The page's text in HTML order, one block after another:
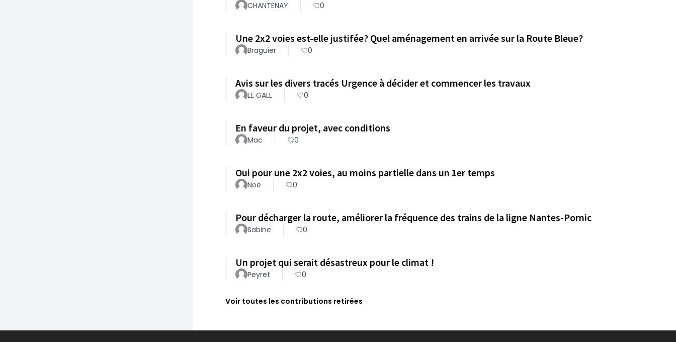
CHANTENAY 0
Une 2x2 voies est-elle justifée? Quel aménagement en arrivée sur la Route Bleue?
Braguier 0
Avis sur les divers tracés Urgence à décider et commencer les travaux
LE GALL 0
En faveur du projet, avec conditions
Mac 0
Oui pour une 2x2 voies, au moins partielle dans un 1er temps
Noë 0
Pour décharger la route, améliorer la fréquence des trains de la ligne Nantes-Pornic
Sabine 0
Un projet qui serait désastreux pour le climat !
Peyret 0
Voir toutes les contributions retirées